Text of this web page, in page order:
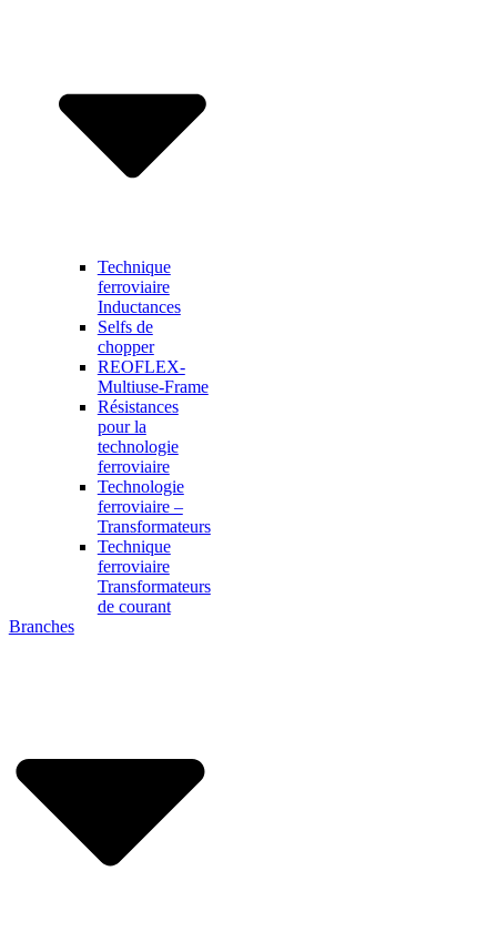
Technique
ferroviaire
Inductances
Selfs de
chopper
REOFLEX-
Multiuse-Frame
Résistances
pour la
technologie
ferroviaire
Technologie
ferroviaire –
Transformateurs
Technique
ferroviaire
Transformateurs
de courant
Branches